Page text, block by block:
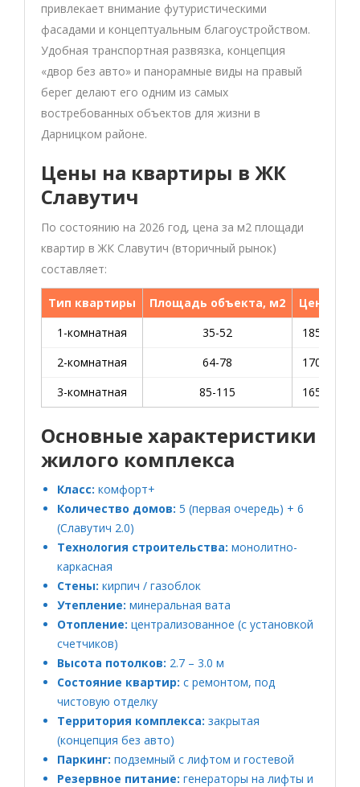
привлекает внимание футуристическими
фасадами и концептуальным благоустройством.
Удобная транспортная развязка, концепция
«двор без авто» и панорамные виды на правый
берег делают его одним из самых
востребованных объектов для жизни в
Дарницком районе.
Цены на квартиры в ЖК
Славутич
По состоянию на 2026 год, цена за м2 площади
квартир в ЖК Славутич (вторичный рынок)
составляет:
Тип квартиры Площадь объекта, м2
Цена $/м2
1-комнатная
35-52
1850-2400
2-комнатная
64-78
1700-2200
3-комнатная
85-115 1650-2100
Основные характеристики
жилого комплекса
Класс: комфорт+
Количество домов: 5 (первая очередь) + 6
(Славутич 2.0)
Технология строительства: монолитно-
каркасная
Стены: кирпич / газоблок
Утепление: минеральная вата
Отопление: централизованное (с установкой
счетчиков)
Высота потолков: 2.7 – 3.0 м
Состояние квартир: с ремонтом, под
чистовую отделку
Территория комплекса: закрытая
(концепция без авто)
Паркинг: подземный с лифтом и гостевой
Резервное питание: генераторы на лифты и